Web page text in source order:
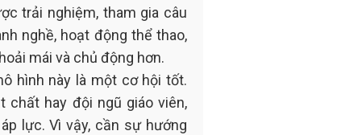
trải nghiệm, tham gia câu
nghề, hoạt động thể thao,
mái và chủ động hơn.
hình này là một cơ hội tốt.
chất hay đội ngũ giáo viên,
lực. Vì vậy, cần sự hướng